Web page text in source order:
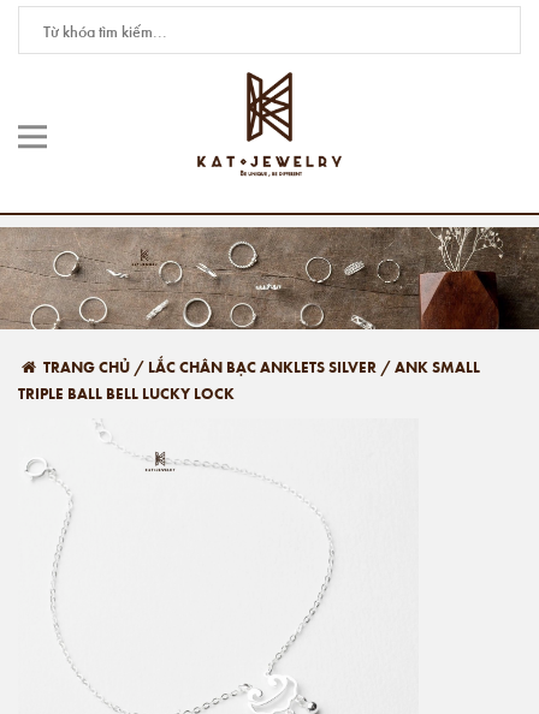
TRANG CHỦ / LẮC CHÂN BẠC ANKLETS SILVER /ANK SMALL
TRIPLE BALL BELL LUCKY LOCK